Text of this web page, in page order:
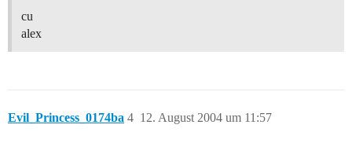
cu
alex
Evil_Princess_0174ba 12. August 2004 um 11:57
4